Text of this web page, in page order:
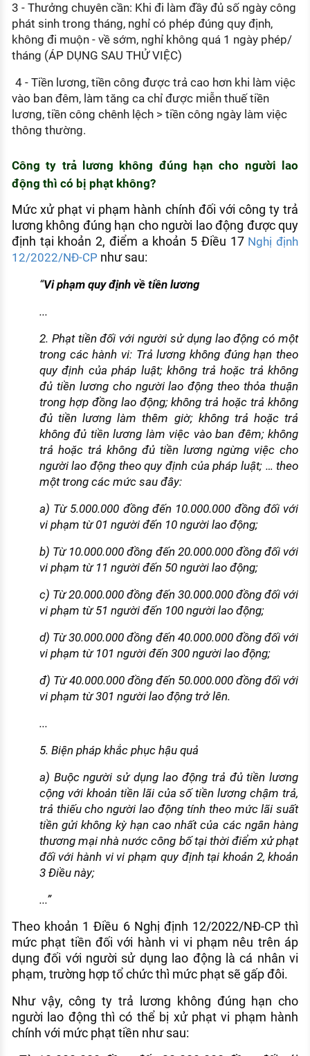
3 - Thưởng chuyên cần: Khi đi làm đầy đủ số ngày công
phát sinh trong tháng, nghỉ có phép đúng quy định,
không đi muộn - về sớm, nghỉ không quá 1 ngày phép/
tháng (ÁP DỤNG SAU THỬ VIỆC)
4 - Tiền lương, tiền công được trả cao hơn khi làm việc
vào ban đêm, làm tăng ca chỉ được miễn thuế tiền
lương, tiền công chênh lệch > tiền công ngày làm việc
thông thường.
Công ty trả lương không đúng hạn cho người lao
động thì có bị phạt không?
Mức xử phạt vi phạm hành chính đối với công ty trả
lương không đúng hạn cho người lao động được quy
định tại khoản 2, điểm a khoản 5 Điều 17 Nghị định
12/2022/NĐ-CP như sau:
“Vi phạm quy định về tiền lương
...
2. Phạt tiền đối với người sử dụng lao động có một
trong các hành vi: Trả lương không đúng hạn theo
quy định của pháp luật; không trả hoặc trả không
đủ tiền lương cho người lao động theo thỏa thuận
trong hợp đồng lao động; không trả hoặc trả không
đủ tiền lương làm thêm giờ; không trả hoặc trả
không đủ tiền lương làm việc vào ban đêm; không
trả hoặc trả không đủ tiền lương ngừng việc cho
người lao động theo quy định của pháp luật; … theo
một trong các mức sau đây:
a) Từ 5.000.000 đồng đến 10.000.000 đồng đối với
vi phạm từ 01 người đến 10 người lao động;
b) Từ 10.000.000 đồng đến 20.000.000 đồng đối với
vi phạm từ 11 người đến 50 người lao động;
c) Từ 20.000.000 đồng đến 30.000.000 đồng đối với
vi phạm từ 51 người đến 100 người lao động;
d) Từ 30.000.000 đồng đến 40.000.000 đồng đối với
vi phạm từ 101 người đến 300 người lao động;
đ) Từ 40.000.000 đồng đến 50.000.000 đồng đối với
vi phạm từ 301 người lao động trở lên.
...
5. Biện pháp khắc phục hậu quả
a) Buộc người sử dụng lao động trả đủ tiền lương
cộng với khoản tiền lãi của số tiền lương chậm trả,
trả thiếu cho người lao động tính theo mức lãi suất
tiền gửi không kỳ hạn cao nhất của các ngân hàng
thương mại nhà nước công bố tại thời điểm xử phạt
đối với hành vi vi phạm quy định tại khoản 2, khoản
3 Điều này;
...”
Theo khoản 1 Điều 6 Nghị định 12/2022/NĐ-CP thì
mức phạt tiền đối với hành vi vi phạm nêu trên áp
dụng đối với người sử dụng lao động là cá nhân vi
phạm, trường hợp tổ chức thì mức phạt sẽ gấp đôi.
Như vậy, công ty trả lương không đúng hạn cho
người lao động thì có thể bị xử phạt vi phạm hành
chính với mức phạt tiền như sau: